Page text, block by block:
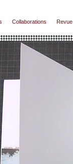
Collaborations Revue